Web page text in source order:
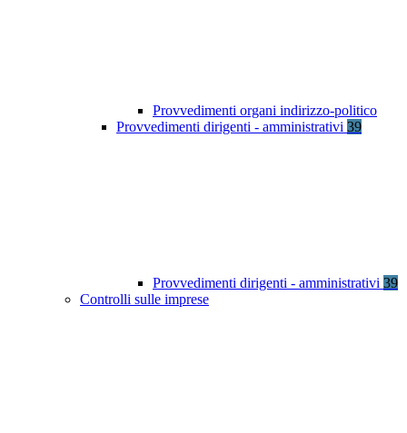
Provvedimenti organi indirizzo-politico
Provvedimenti dirigenti - amministrativi 39
Provvedimenti dirigenti - amministrativi 39
Controlli sulle imprese